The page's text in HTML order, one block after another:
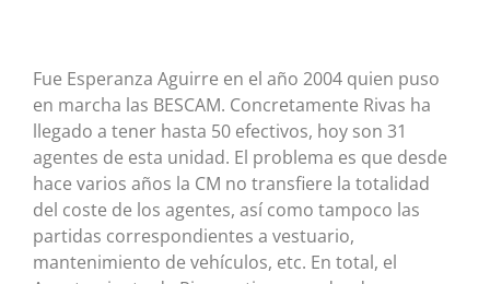
Fue Esperanza Aguirre en el año 2004 quien puso
en marcha las BESCAM. Concretamente Rivas ha
llegado a tener hasta 50 efectivos, hoy son 31
agentes de esta unidad. El problema es que desde
hace varios años la CM no transfiere la totalidad
del coste de los agentes, así como tampoco las
partidas correspondientes a vestuario,
mantenimiento de vehículos, etc. En total, el